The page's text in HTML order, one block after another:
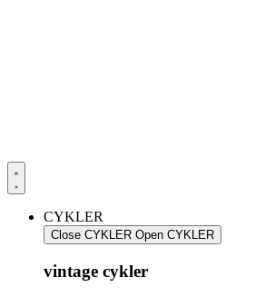
CYKLER
Close CYKLER Open CYKLER
vintage cykler